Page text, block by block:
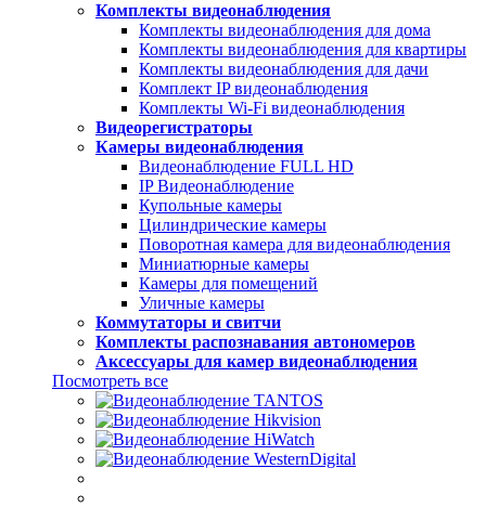
Комплекты видеонаблюдения
Комплекты видеонаблюдения для дома
Комплекты видеонаблюдения для квартиры
Комплекты видеонаблюдения для дачи
Комплект IP видеонаблюдения
Комплекты Wi-Fi видеонаблюдения
Видеорегистраторы
Камеры видеонаблюдения
Видеонаблюдение FULL НD
IP Видеонаблюдение
Купольные камеры
Цилиндрические камеры
Поворотная камера для видеонаблюдения
Миниатюрные камеры
Камеры для помещений
Уличные камеры
Коммутаторы и свитчи
Комплекты распознавания автономеров
Аксессуары для камер видеонаблюдения
Посмотреть все